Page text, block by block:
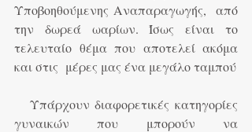
Υποβοηθούμενης Αναπαραγωγής,  από
την δωρεά ωαρίων. Ίσως είναι το
τελευταίο θέμα που αποτελεί ακόμα
και στις  μέρες μας ένα μεγάλο ταμπού
γυναικών που μπορούν να